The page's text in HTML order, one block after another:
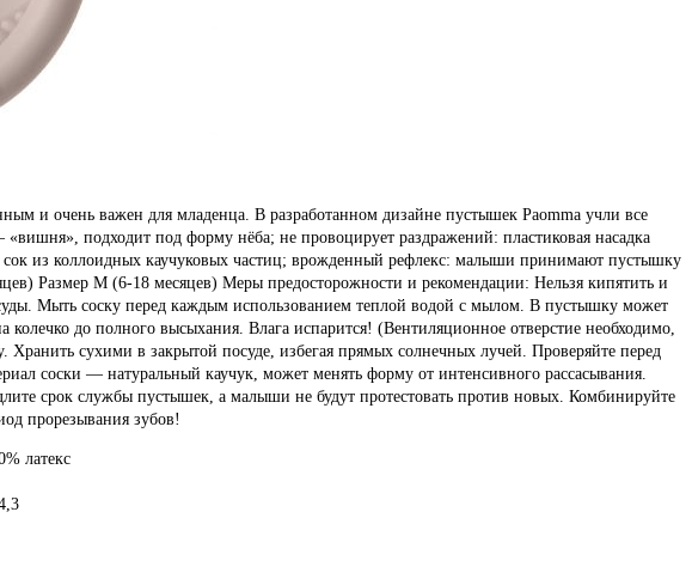
и очень важен для младенца. В разработанном дизайне пустышек Paomma учли все
подходит под форму нёба; не провоцирует раздражений: пластиковая насадка
сок из коллоидных каучуковых частиц; врожденный рефлекс: малыши принимают пустышку
Размер М (6-18 месяцев) Меры предосторожности и рекомендации: Нельзя кипятить и
Мыть соску перед каждым использованием теплой водой с мылом. В пустышку может
до полного высыхания. Влага испарится! (Вентиляционное отверстие необходимо,
Хранить сухими в закрытой посуде, избегая прямых солнечных лучей. Проверяйте перед
соски — натуральный каучук, может менять форму от интенсивного рассасывания.
срок службы пустышек, а малыши не будут протестовать против новых. Комбинируйте
прорезывания зубов!
латекс